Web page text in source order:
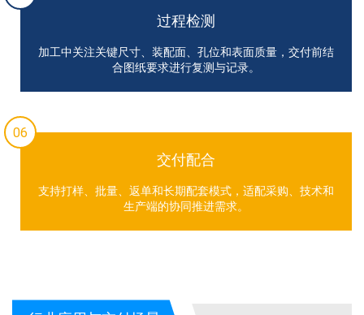
过程检测
加工中关注关键尺寸、装配面、孔位和表面质量，交付前结
合图纸要求进行复测与记录。
06
交付配合
支持打样、批量、返单和长期配套模式，适配采购、技术和
生产端的协同推进需求。